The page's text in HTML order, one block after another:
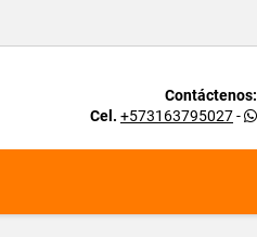
Contáctenos:
Cel. +573163795027-